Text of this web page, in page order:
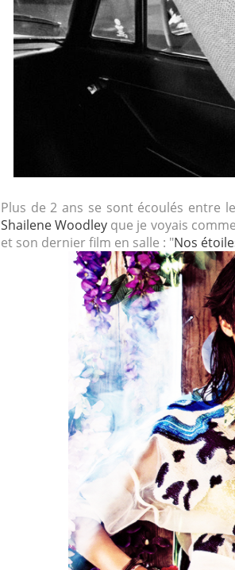
Plus de 2 ans se sont écoulés entre
Shailene Woodley que je voyais
et son dernier film en salle : "Nos